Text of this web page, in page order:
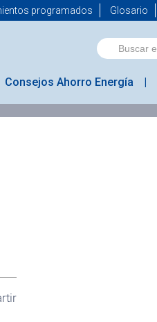
programados Glosario
Consejos Ahorro Energía